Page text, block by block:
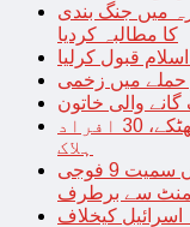
میں جنگ بندی
کا مطالبہ کردیا
قبول کرلیا
حملے میں زخمی
جاپان میں ایک دن میں زلزلے کے 155 جھٹکے، 30 افراد
ہلاک
چین؛ میزائل یونٹ سے منسلک 4 جرنیلوں سمیت 9 فوجی
سے برطرف
کیخلاف